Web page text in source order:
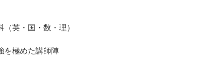
（英・国・数・理）
を極めた講師陣